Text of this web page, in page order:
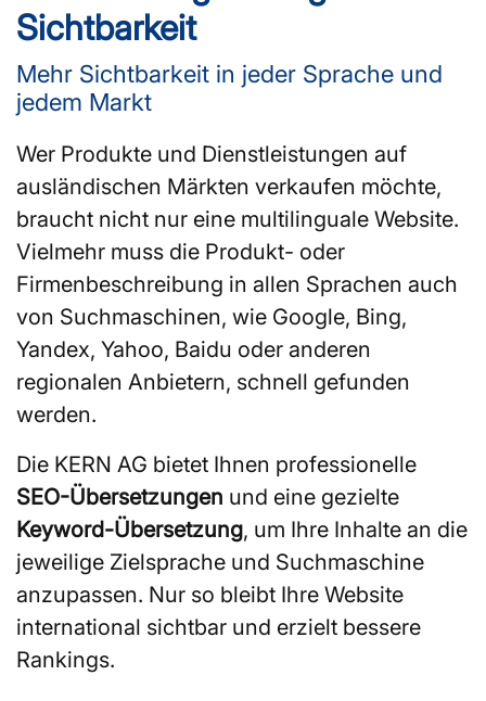
Sichtbarkeit
Mehr Sichtbarkeit in jeder Sprache und
jedem Markt
Wer Produkte und Dienstleistungen auf
ausländischen Märkten verkaufen möchte,
braucht nicht nur eine multilinguale Website.
Vielmehr muss die Produkt- oder
Firmenbeschreibung in allen Sprachen auch
von Suchmaschinen, wie Google, Bing,
Yandex, Yahoo, Baidu oder anderen
regionalen Anbietern, schnell gefunden
werden.
Die KERN AG bietet Ihnen professionelle
SEO-Übersetzungen und eine gezielte
Keyword-Übersetzung, um Ihre Inhalte an die
jeweilige Zielsprache und Suchmaschine
anzupassen. Nur so bleibt Ihre Website
international sichtbar und erzielt bessere
Rankings.